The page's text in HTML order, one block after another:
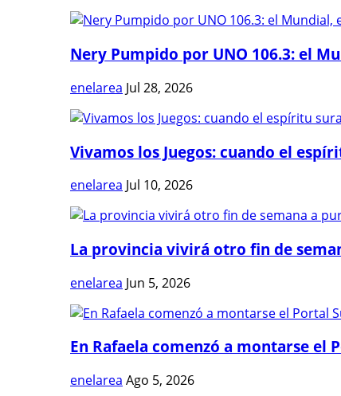
Nery Pumpido por UNO 106.3: el
enelarea Jul 28, 2026
Vivamos los Juegos: cuando el
enelarea Jul 10, 2026
La provincia vivirá otro fin de
enelarea Jun 5, 2026
En Rafaela comenzó a montarse el
enelarea Ago 5, 2026